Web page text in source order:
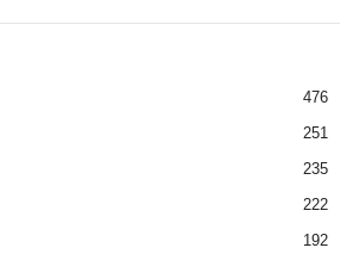
476
251
235
222
192